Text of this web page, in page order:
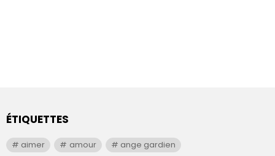
ÉTIQUETTES
aimer amour ange gardien